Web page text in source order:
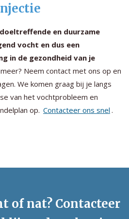
en duurzame
vocht en dus een
in de gezondheid van je
Neem contact met ons op en
We komen graag bij je langs
van het vochtprobleem en
op. Contacteer ons snel .
of nat? Contacteer